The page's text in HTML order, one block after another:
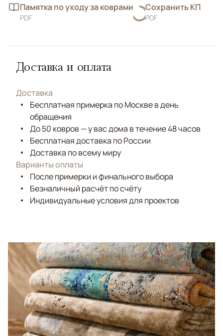
Памятка по уходу за коврами
PDF
Сохранить КП
PDF
Доставка и оплата
Доставка
Бесплатная примерка по Москве в день
обращения
До 50 ковров — у вас дома в течение 48 часов
Бесплатная доставка по России
Доставка по всему миру
Варианты оплаты
После примерки и финального выбора
Безналичный расчёт по счёту
Индивидуальные условия для проектов